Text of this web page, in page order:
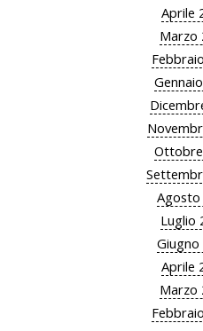
Aprile
Marzo
Agosto
Luglio
Giugno
Aprile
Marzo